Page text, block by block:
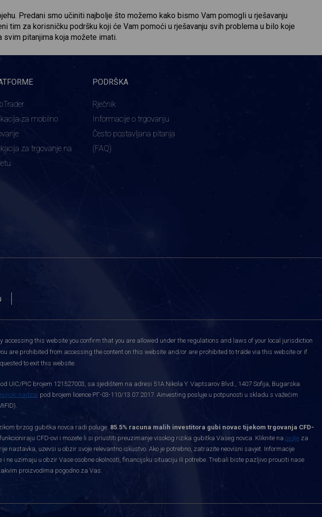
Predani smo učiniti najbolje što možemo kako bismo Vam pomogli u rješavanju
tim za korisničku podršku koji će Vam pomoći u rješavanju svih problema u bilo koje
svim pitanjima koja možete imati.
za mobilno
za trgovanje na
PODRŠKA
Rječnik
Informacije o trgovanju
Često postavljana pitanja
(FAQ)
accessing this website you confirm that you are allowed under the regulations and laws of your local jurisdiction
are prohibited from accessing the content on this website and/or are prohibited to trade via this website or if
to exit this website.
UIC/PIC brojem 121527003, sa sjedištem na adresi 51A Nikola Y. Vaptsarov Blvd., 1407 Sofija, Bugarska.
nadzor pod brojem licence РГ-03-110/13.07.2017. Ainvesting posluje u potpunosti u skladu s važećim
brzog gubitka novca radi poluge. 85.5% racuna malih investitora gubi novac tijekom trgovanja CFD-
CFD-ovi i mozete li si priustiti preuzimanje visokog rizika gubitka Vaseg novca. Kliknite na ovdje za
nastavka, uzevsi u obzir svoje relevantno iskustvo. Ako je potrebno, zatrazite neovisni savjet. Informacije
uzimaju u obzir Vase osobne okolnosti, financijsku situaciju ili potrebe. Trebali biste pazljivo prouciti nase
proizvodima pogodno za Vas.